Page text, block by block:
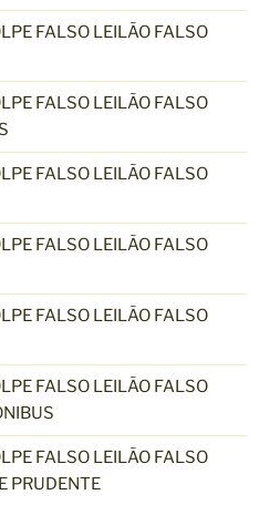
FALSO LEILÃO FALSO
FALSO LEILÃO FALSO
FALSO LEILÃO FALSO
FALSO LEILÃO FALSO
FALSO LEILÃO FALSO
FALSO LEILÃO FALSO
FALSO LEILÃO FALSO
PRUDENTE